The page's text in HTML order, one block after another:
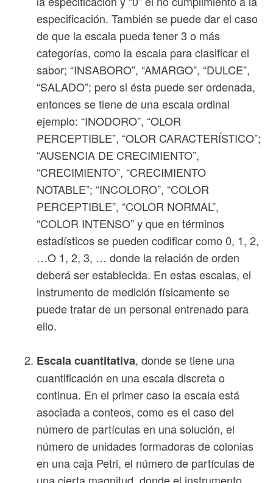
especificación. También se puede dar el caso
de que la escala pueda tener 3 o más
categorías, como la escala para clasificar el
sabor; “INSABORO”, “AMARGO”, “DULCE”,
“SALADO”; pero si ésta puede ser ordenada,
entonces se tiene de una escala ordinal
ejemplo: “INODORO”, “OLOR
PERCEPTIBLE”, “OLOR CARACTERÍSTICO”;
“AUSENCIA DE CRECIMIENTO”,
“CRECIMIENTO”, “CRECIMIENTO
NOTABLE”; “INCOLORO”, “COLOR
PERCEPTIBLE”, “COLOR NORMAL”,
“COLOR INTENSO” y que en términos
estadísticos se pueden codificar como 0, 1, 2,
…O 1, 2, 3, … donde la relación de orden
deberá ser establecida. En estas escalas, el
instrumento de medición físicamente se
puede tratar de un personal entrenado para
ello.
Escala cuantitativa, donde se tiene una
cuantificación en una escala discreta o
continua. En el primer caso la escala está
asociada a conteos, como es el caso del
número de partículas en una solución, el
número de unidades formadoras de colonias
en una caja Petri, el número de partículas de